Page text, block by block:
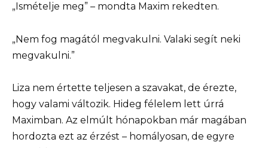
„Ismételje meg” – mondta Maxim rekedten.
„Nem fog magától megvakulni. Valaki segít neki
megvakulni.”
Liza nem értette teljesen a szavakat, de érezte,
hogy valami változik. Hideg félelem lett úrrá
Maximban. Az elmúlt hónapokban már magában
hordozta ezt az érzést – homályosan, de egyre